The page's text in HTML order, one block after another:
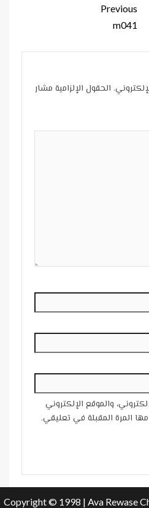
Previous
m041
الحقول الإلزامية مشار
والموقع الإلكتروني
المرة المقبلة في تعليقي.
Copyright © 1998 | Ava Rewase